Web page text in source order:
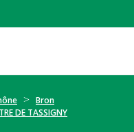
Bron
DE TASSIGNY